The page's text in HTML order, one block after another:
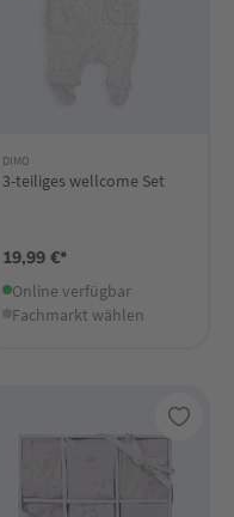
DIMO
3-teiliges wellcome Set
19,99 €*
Online verfügbar
Fachmarkt wählen